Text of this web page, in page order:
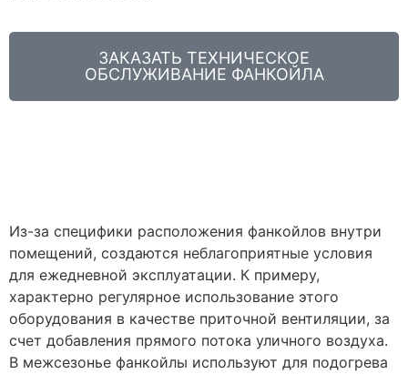
ЗАКАЗАТЬ ТЕХНИЧЕСКОЕ
ОБСЛУЖИВАНИЕ ФАНКОЙЛА
Из-за специфики расположения фанкойлов внутри
помещений, создаются неблагоприятные условия
для ежедневной эксплуатации. К примеру,
характерно регулярное использование этого
оборудования в качестве приточной вентиляции, за
счет добавления прямого потока уличного воздуха.
В межсезонье фанкойлы используют для подогрева